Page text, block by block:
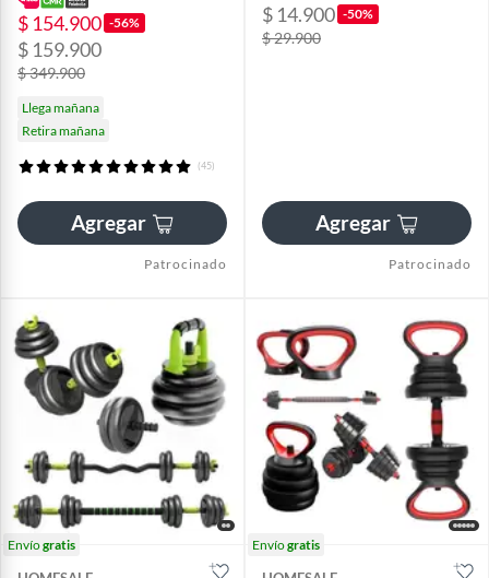
$ 154.900 -56%
$ 159.900
$ 349.900
Llega mañana
Retira mañana
(45)
Agregar
Patrocinado
$ 14.900 -50%
$ 29.900
Agregar
Patrocinado
Envíogratis Envíogratis